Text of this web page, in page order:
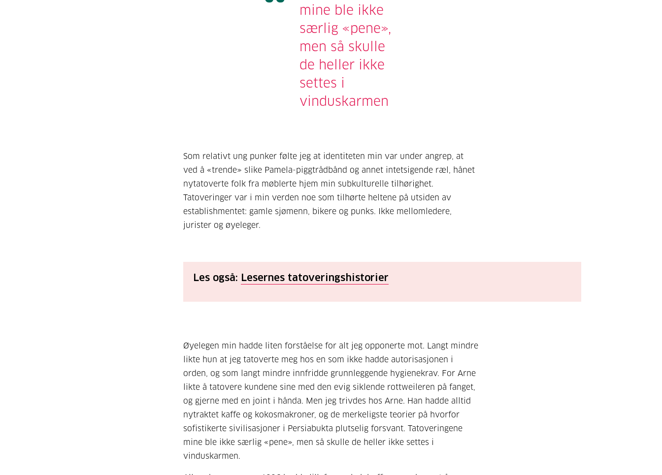
mine ble ikke
særlig «pene»,
men så skulle
de heller ikke
settes i
vinduskarmen
Som relativt ung punker følte jeg at identiteten min var under angrep, at
ved å «trende» slike Pamela-piggtrådbånd og annet intetsigende ræl, hånet
nytatoverte folk fra møblerte hjem min subkulturelle tilhørighet.
Tatoveringer var i min verden noe som tilhørte heltene på utsiden av
establishmentet: gamle sjømenn, bikere og punks. Ikke mellomledere,
jurister og øyeleger.
Les også: Lesernes tatoveringshistorier
Øyelegen min hadde liten forståelse for alt jeg opponerte mot. Langt mindre
likte hun at jeg tatoverte meg hos en som ikke hadde autorisasjonen i
orden, og som langt mindre innfridde grunnleggende hygienekrav. For Arne
likte å tatovere kundene sine med den evig siklende rottweileren på fanget,
og gjerne med en joint i hånda. Men jeg trivdes hos Arne. Han hadde alltid
nytraktet kaffe og kokosmakroner, og de merkeligste teorier på hvorfor
sofistikerte sivilisasjoner i Persiabukta plutselig forsvant. Tatoveringene
mine ble ikke særlig «pene», men så skulle de heller ikke settes i
vinduskarmen.